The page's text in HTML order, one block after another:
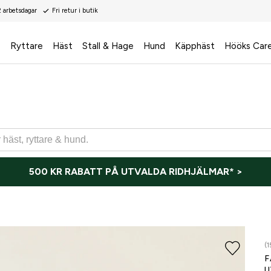
Fri retur i butik
Ryttare Häst Stall & Hage Hund Käpphäst Hööks
500 KR RABATT PÅ UTVALDA RIDHJÄLMAR* >